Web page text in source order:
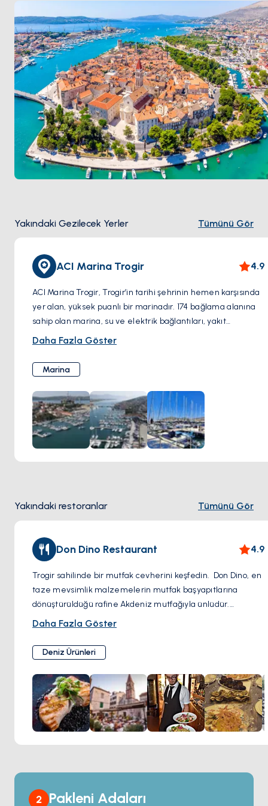
Yakındaki Gezilecek Yerler Tümünü Gör
ACI Marina Trogir 4.9
ACI Marina Trogir, Trogir’in tarihi şehrinin hemen karşısında
yer alan, yüksek puanlı bir marinadır. 174 bağlama alanına
sahip olan marina, su ve elektrik bağlantıları, yakıt
istasyonu, modern hijyen tesisleri ve 7/24 güvenlik gibi
koruma altına alınan Trogir’in Eski Şehri’nin büyüleyici
manzaralarını sunarak, zengin tarihini ve kültürünü
keşfetmek için mükemmel bir başlangıç noktasıdır.
Yakındaki restoranlar ve mağazalar sayesinde ACI Marina
Trogir, konfor ve cazibeyi bir araya getirir.
Daha Fazla Göster
Marina
Yakındaki restoranlar Tümünü Gör
Don Dino Restaurant 4.9
Trogir sahilinde bir mutfak cevherini keşfedin. Don Dino, en
taze mevsimlik malzemelerin mutfak başyapıtlarına
dönüştürüldüğü rafine Akdeniz mutfağıyla ünlüdür.
Kusursuz hizmet, seçkin bir şarap listesi ve nefes kesici
ürünleri, birinci sınıf etler ve Dalmaçya kıyılarının cömertliği,
çağdaş lezzetleri kucaklarken geleneği onurlandıran
yenilikçi dokunuşlarla hazırlanmakta.
Daha Fazla Göster
Deniz Ürünleri
2 Pakleni Adaları